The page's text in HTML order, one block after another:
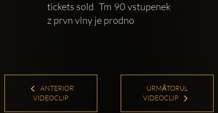
tickets sold  Tm 90 vstupenek
z prvn vlny je prodno
ANTERIOR
VIDEOCLIP
URMĂTORUL
VIDEOCLIP